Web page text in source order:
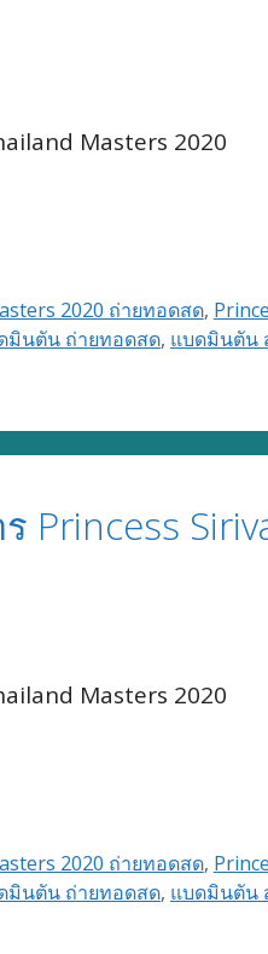
Masters 2020
2020 ถ่ายทอดสด,
มินตัน ถ่ายทอดสด, แบดมินตัน
Masters 2020
2020 ถ่ายทอดสด,
มินตัน ถ่ายทอดสด, แบดมินตัน